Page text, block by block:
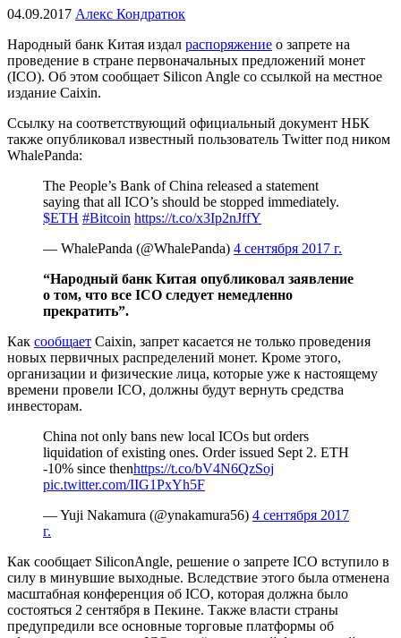
04.09.2017 Алекс Кондратюк
Народный банк Китая издал распоряжение о запрете на
проведение в стране первоначальных предложений монет
(ICO). Об этом сообщает Silicon Angle cо ссылкой на местное
издание Caixin.
Cсылку на соответствующий официальный документ НБК
также опубликовал известный пользователь Twitter под ником
WhalePanda:
The People’s Bank of China released a statement
saying that all ICO’s should be stopped immediately.
$ETH #Bitcoin https://t.co/x3Ip2nJffY
— WhalePanda (@WhalePanda) 4 сентября 2017 г.
“Народный банк Китая опубликовал заявление
о том, что все ICO следует немедленно
прекратить”.
Как сообщает Caixin, запрет касается не только проведения
новых первичных распределений монет. Кроме этого,
организации и физические лица, которые уже к настоящему
времени провели ICO, должны будут вернуть средства
инвесторам.
China not only bans new local ICOs but orders
liquidation of existing ones. Order issued Sept 2. ETH
-10% since thenhttps://t.co/bV4N6QzSoj
pic.twitter.com/IIG1PxYh5F
— Yuji Nakamura (@ynakamura56) 4 сентября 2017
г.
Как сообщает SiliconAngle, решение о запрете ICO вступило в
силу в минувшие выходные. Вследствие этого была отменена
масштабная конференция об ICO, которая должна было
состояться 2 сентября в Пекине. Также власти страны
предупредили все основные торговые платформы об